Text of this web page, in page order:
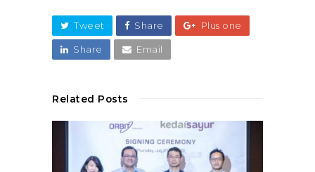
Tweet Share Plus one
Share Email
Related Posts